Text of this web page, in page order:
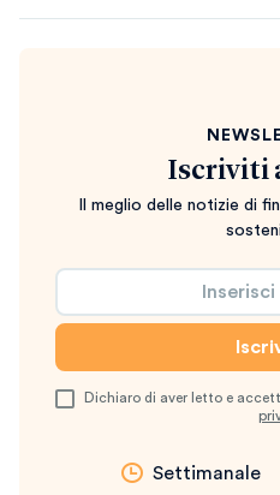
Iscriviti
Il meglio delle notizie di
Dichiaro di aver letto e
Settimanale